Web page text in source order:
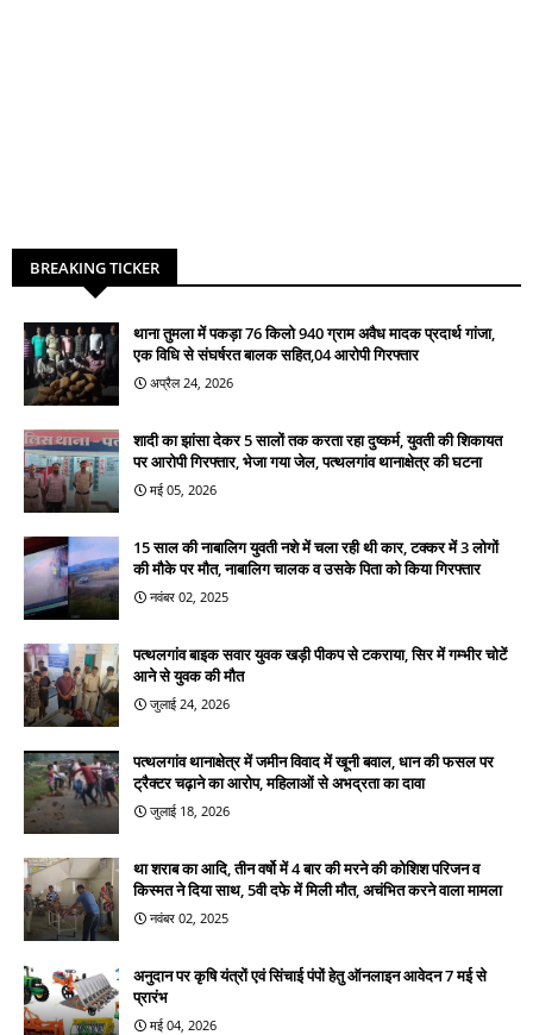
BREAKING TICKER
थाना तुमला में पकड़ा 76 किलो 940 ग्राम अवैध मादक प्रदार्थ गांजा,
एक विधि से संघर्षरत बालक सहित,04 आरोपी गिरफ्तार
अप्रैल 24, 2026
शादी का झांसा देकर 5 सालों तक करता रहा दुष्कर्म, युवती की शिकायत
पर आरोपी गिरफ्तार, भेजा गया जेल, पत्थलगांव थानाक्षेत्र की घटना
मई 05, 2026
15 साल की नाबालिग युवती नशे में चला रही थी कार, टक्कर में 3 लोगों
की मौके पर मौत, नाबालिग चालक व उसके पिता को किया गिरफ्तार
नवंबर 02, 2025
पत्थलगांव बाइक सवार युवक खड़ी पीकप से टकराया, सिर में गम्भीर चोटें
आने से युवक की मौत
जुलाई 24, 2026
पत्थलगांव थानाक्षेत्र में जमीन विवाद में खूनी बवाल, धान की फसल पर
ट्रैक्टर चढ़ाने का आरोप, महिलाओं से अभद्रता का दावा
जुलाई 18, 2026
था शराब का आदि, तीन वर्षो में 4 बार की मरने की कोशिश परिजन व
किस्मत ने दिया साथ, 5वी दफे में मिली मौत, अचंभित करने वाला मामला
नवंबर 02, 2025
अनुदान पर कृषि यंत्रों एवं सिंचाई पंपों हेतु ऑनलाइन आवेदन 7 मई से
प्रारंभ
मई 04, 2026